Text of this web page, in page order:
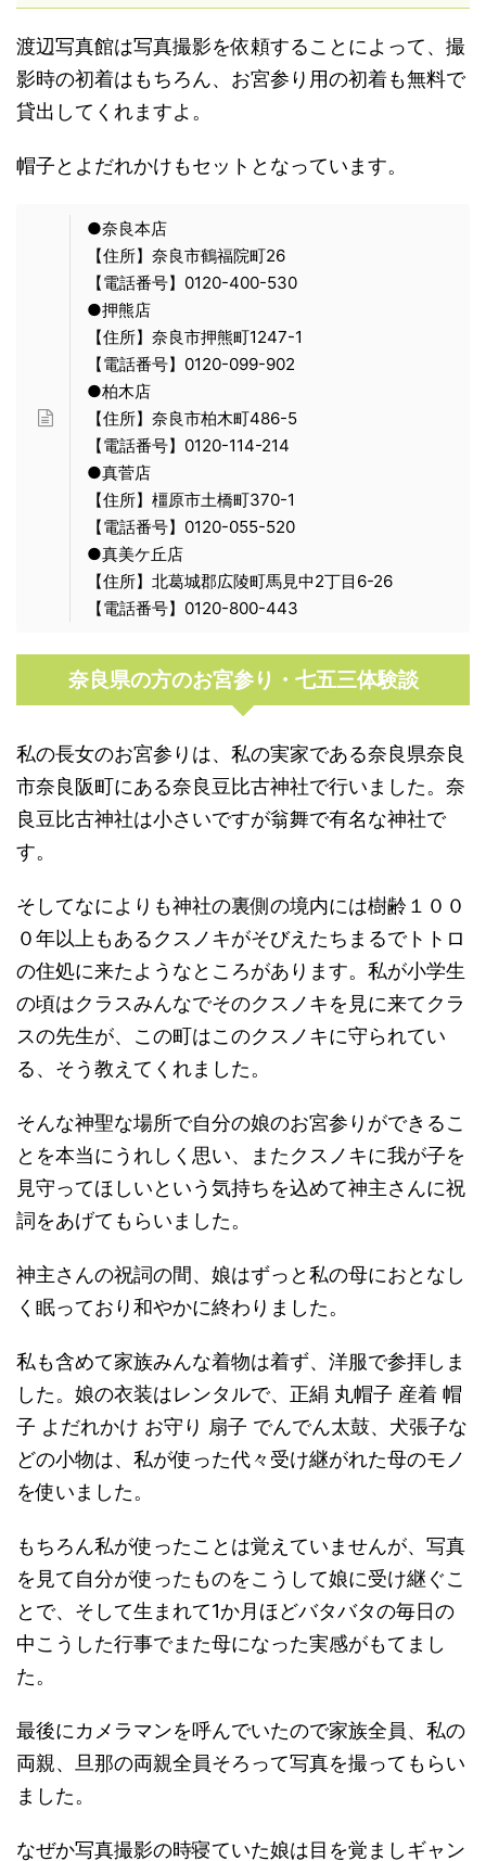
渡辺写真館は写真撮影を依頼することによって、撮
影時の初着はもちろん、お宮参り用の初着も無料で
貸出してくれますよ。
帽子とよだれかけもセットとなっています。
●奈良本店
【住所】奈良市鶴福院町26
【電話番号】0120-400-530
●押熊店
【住所】奈良市押熊町1247-1
【電話番号】0120-099-902
●柏木店
【住所】奈良市柏木町486-5
【電話番号】0120-114-214
●真菅店
【住所】橿原市土橋町370-1
【電話番号】0120-055-520
●真美ケ丘店
【住所】北葛城郡広陵町馬見中2丁目6-26
【電話番号】0120-800-443
奈良県の方のお宮参り・七五三体験談
私の長女のお宮参りは、私の実家である奈良県奈良
市奈良阪町にある奈良豆比古神社で行いました。奈
良豆比古神社は小さいですが翁舞で有名な神社で
す。
そしてなによりも神社の裏側の境内には樹齢１００
０年以上もあるクスノキがそびえたちまるでトトロ
の住処に来たようなところがあります。私が小学生
の頃はクラスみんなでそのクスノキを見に来てクラ
スの先生が、この町はこのクスノキに守られてい
る、そう教えてくれました。
そんな神聖な場所で自分の娘のお宮参りができるこ
とを本当にうれしく思い、またクスノキに我が子を
見守ってほしいという気持ちを込めて神主さんに祝
詞をあげてもらいました。
神主さんの祝詞の間、娘はずっと私の母におとなし
く眠っており和やかに終わりました。
私も含めて家族みんな着物は着ず、洋服で参拝しま
した。娘の衣装はレンタルで、正絹 丸帽子 産着 帽
子 よだれかけ お守り 扇子 でんでん太鼓、犬張子な
どの小物は、私が使った代々受け継がれた母のモノ
を使いました。
もちろん私が使ったことは覚えていませんが、写真
を見て自分が使ったものをこうして娘に受け継ぐこ
とで、そして生まれて1か月ほどバタバタの毎日の
中こうした行事でまた母になった実感がもてまし
た。
最後にカメラマンを呼んでいたので家族全員、私の
両親、旦那の両親全員そろって写真を撮ってもらい
ました。
なぜか写真撮影の時寝ていた娘は目を覚ましギャン